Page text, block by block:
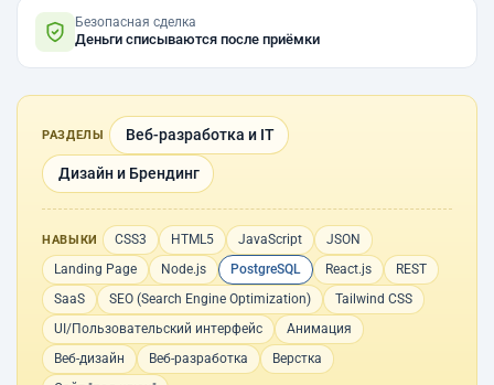
Безопасная сделка
Деньги списываются после приёмки
РАЗДЕЛЫ Веб-разработка и IT
Дизайн и Брендинг
НАВЫКИ CSS3 HTML5 JavaScript
JSON
Landing Page
Node.js PostgreSQL React.js
REST
SaaS
SEO (Search Engine Optimization)
Tailwind CSS
UI/Пользовательский интерфейс
Анимация
Веб-дизайн
Веб-разработка
Верстка